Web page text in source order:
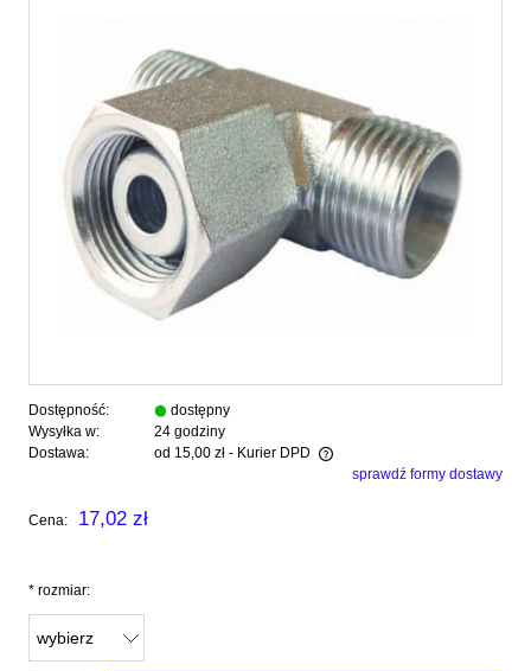
Dostępność:
dostępny
Wysyłka w:
24 godziny
Dostawa:
od 15,00 zł - Kurier DPD
Cena nie zawiera ewentualnych kosztów płatnościsprawdź formy dostawy
Cena: 17,02 zł
* rozmiar: